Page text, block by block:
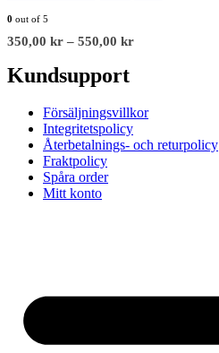
0 out of 5
350,00 kr – 550,00 kr
Kundsupport
Försäljningsvillkor
Integritetspolicy
Återbetalnings- och returpolicy
Fraktpolicy
Spåra order
Mitt konto